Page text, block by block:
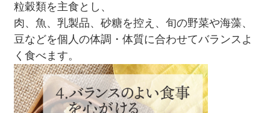
粒穀類を主食とし、
肉、魚、乳製品、砂糖を控え、旬の野菜や海藻、
豆などを個人の体調・体質に合わせてバランスよ
く食べます。